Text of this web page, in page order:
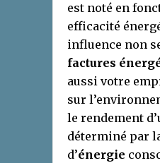
est noté en
efficacité
influence non
factures
aussi votre
sur
le rendement
déterminé par
d’énergie